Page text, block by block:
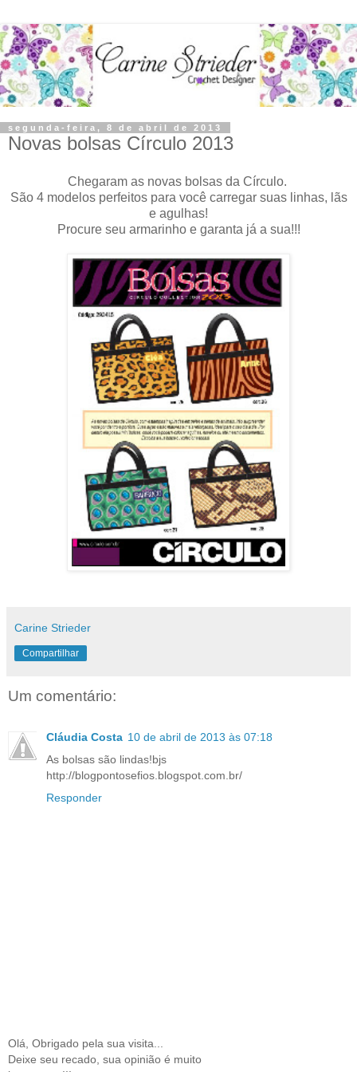
segunda-feira, 8 de abril de 2013
Novas bolsas Círculo 2013
Chegaram as novas bolsas da Círculo.
São 4 modelos perfeitos para você carregar suas linhas, lãs
e agulhas!
Procure seu armarinho e garanta já a sua!!!
Carine Strieder
Compartilhar
Um comentário:
Cláudia Costa 10 de abril de 2013 às 07:18
As bolsas são lindas!bjs
http://blogpontosefios.blogspot.com.br/
Responder
Olá, Obrigado pela sua visita...
Deixe seu recado, sua opinião é muito